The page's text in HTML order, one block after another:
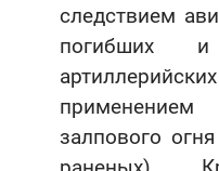
следствием
погибших
применением
залпового